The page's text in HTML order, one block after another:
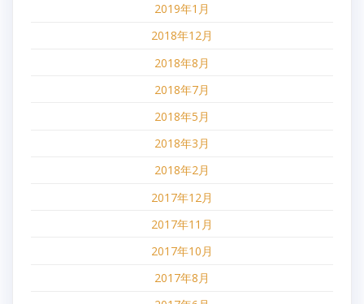
2019年1月
2018年12月
2018年8月
2018年7月
2018年5月
2018年3月
2018年2月
2017年12月
2017年11月
2017年10月
2017年8月